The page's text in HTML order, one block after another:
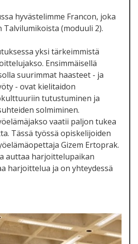
hyvästelimme Francon, joka
(moduuli 2).
yksi tärkeimmistä
Ensimmäisellä
suurimmat haasteet - ja
- ovat kielitaidon
tutustuminen ja
solmiminen.
vaatii paljon tukea
Tässä työssä opiskelijoiden
Gizem Ertoprak.
auttaa harjoittelupaikan
harjoittelua ja on yhteydessä